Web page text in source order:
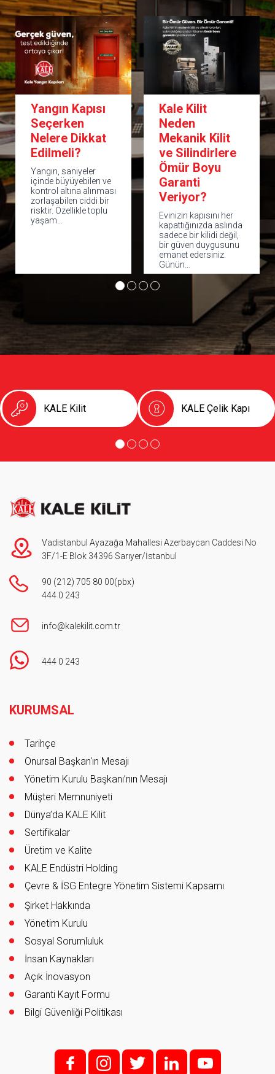
Kale Kilit
Neden
Mekanik Kilit
ve Silindirlere
Ömür Boyu
Garanti
Veriyor?
Evinizin kapısını her
kapattığınızda aslında
Çelik Kapı
Seçim Rehberi:
En Doğru
Kapıyı Nasıl
Seçersiniz?|
Kale 6. Seviye
Çelik Kapı
Evimizin ya da iş
yerimizin güvenliği
kapıda başlar. Doğru
çelik kapı; hırsızlığa
karşı caydırıcılık,
sessiz ve…
KALE Kilit KALE Çelik Kapı
Vadistanbul Ayazağa Mahallesi Azerbaycan Caddesi No
3F/1-E Blok 34396 Sarıyer/İstanbul
90 (212) 705 80 00(pbx)
444 0 243
info@kalekilit.com.tr
444 0 243
KURUMSAL
Tarihçe
Onursal Başkan'ın Mesajı
Yönetim Kurulu Başkanı’nın Mesajı
Müşteri Memnuniyeti
Dünya’da KALE Kilit
Sertifikalar
Üretim ve Kalite
KALE Endüstri Holding
Çevre & İSG Entegre Yönetim Sistemi Kapsamı
Şirket Hakkında
Yönetim Kurulu
Sosyal Sorumluluk
İnsan Kaynakları
Açık İnovasyon
Garanti Kayıt Formu
Bilgi Güvenliği Politikası
f; i; t l y